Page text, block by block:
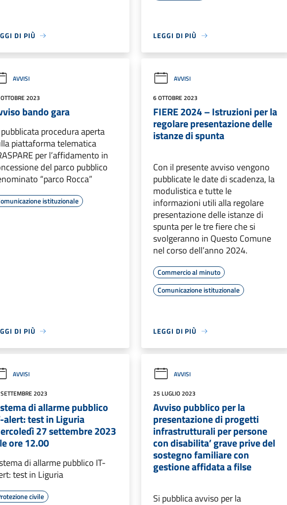
DI PIÙ LEGGI DI PIÙ
AVVISI
2023
bando gara
pubblicata procedura aperta
piattaforma telematica
per l’affidamento in
del parco pubblico
“parco Rocca”
istituzionale
DI PIÙ
AVVISI
6 OTTOBRE 2023
FIERE 2024 – Istruzioni per la
regolare presentazione delle
istanze di spunta
Con il presente avviso vengono
pubblicate le date di scadenza, la
modulistica e tutte le
informazioni utili alla regolare
presentazione delle istanze di
spunta per le tre fiere che si
svolgeranno in Questo Comune
nel corso dell’anno 2024.
Commercio al minuto
Comunicazione istituzionale
LEGGI DI PIÙ
AVVISI
2023
di allarme pubblico
alert: test in Liguria
27 settembre 2023
ore 12.00
di allarme pubblico IT-
test in Liguria
civile
AVVISI
25 LUGLIO 2023
Avviso pubblico per la
presentazione di progetti
infrastrutturali per persone
con disabilita’ grave prive del
sostegno familiare con
gestione affidata a filse
Si pubblica avviso per la